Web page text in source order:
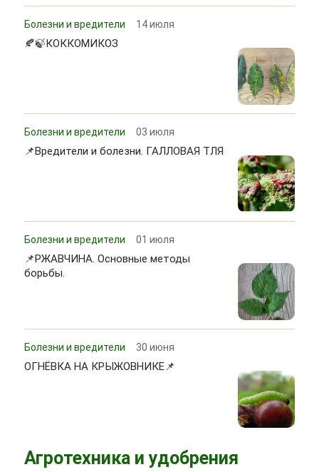
Болезни и вредители 14 июля
🍂🍃КОККОМИКОЗ
Болезни и вредители 03 июля
📌Вредители и болезни. ГАЛЛОВАЯ ТЛЯ
Болезни и вредители 01 июля
📌РЖАВЧИНА. Основные методы
борьбы.
Болезни и вредители 30 июня
ОГНЁВКА НА КРЫЖОВНИКЕ📌
Агротехника и удобрения